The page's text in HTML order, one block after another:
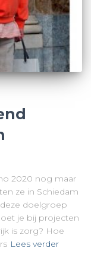
2020 nog maar
ze in Schiedam
doelgroep
je bij projecten
is zorg? Hoe
Lees verder